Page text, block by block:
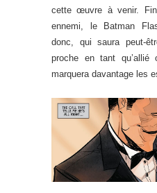
cette œuvre à venir.
ennemi, le Batman
donc, qui saura peut-
proche en tant
marquera davantage les